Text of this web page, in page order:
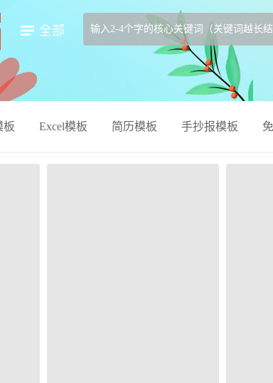
全部
板 Excel模板 简历模板 手抄报模板